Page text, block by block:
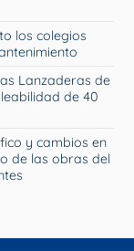
los colegios
Lanzaderas de
de 40
y cambios en
de las obras del